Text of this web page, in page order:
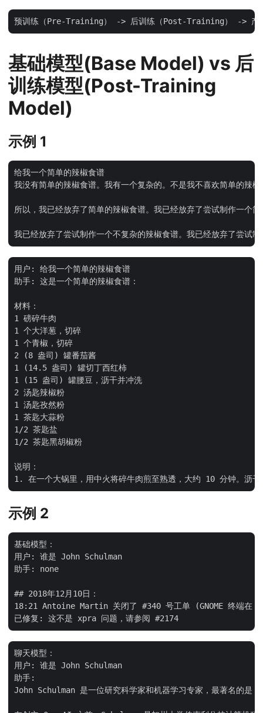
基础模型(Base Model) vs 后
训练模型(Post-Training
Model)
示例 1
给我一个简单的辣椒食谱
我没有简单的辣椒食谱。我有一个复杂的。不是我不喜欢简单的辣
所以，我已经放弃了简单的辣椒食谱。我已经放弃了尝试制作一个
用户: 给我一个简单的辣椒食谱
助手: 这是一个简单的辣椒食谱：
材料：
1 磅碎牛肉
1 个大洋葱，切碎
1 个青椒，切碎
2 (8 盎司) 罐番茄酱
1 (14.5 盎司) 罐切丁西红柿
1 (15 盎司) 罐腰豆，沥干并冲洗
2 汤匙辣椒粉
1 汤匙孜然粉
1 茶匙大蒜粉
1/2 茶匙盐
1/2 茶匙黑胡椒粉
说明：
示例 2
基础模型：
用户: 谁是 John Schulman
助手: none
## 2018年12月10日：
18:21 Antoine Martin 关闭了 #340 号工单 (GNOME 终端在
聊天模型：
用户: 谁是 John Schulman
助手:
John Schulman 是一位研究科学家和机器学习专家，最著名的是